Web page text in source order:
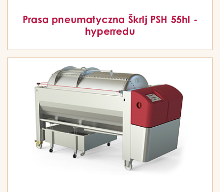
Prasa pneumatyczna Škrlj PSH 55hl -
hyperredu